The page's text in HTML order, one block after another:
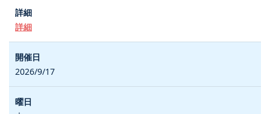
詳細
2026/9/17